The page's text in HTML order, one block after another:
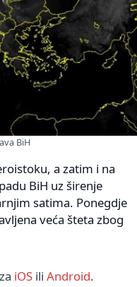
BiH
a zatim i na
BiH uz širenje
satima. Ponegdje
veća šteta zbog
iOS ili Android.